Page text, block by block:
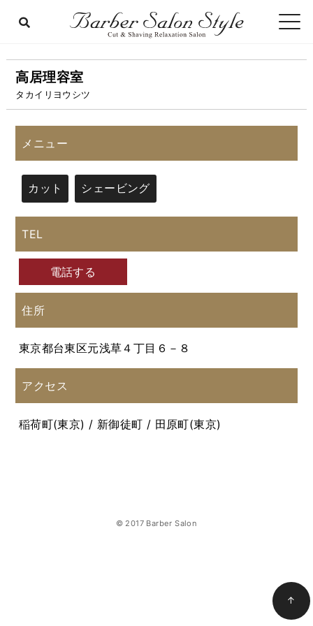
高居理容室
タカイリヨウシツ
メニュー
カット シェービング
TEL
電話する
住所
東京都台東区元浅草４丁目６－８
アクセス
稲荷町(東京) / 新御徒町 / 田原町(東京)
© 2017 Barber Salon
↑